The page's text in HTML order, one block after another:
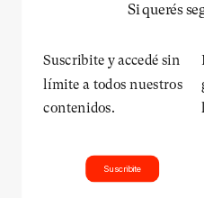
Si querés
Suscribite y accedé sin
límite a todos nuestros
contenidos.
Suscribite